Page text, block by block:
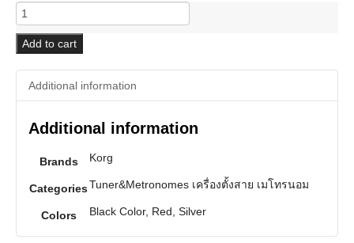
Korg
Polyphonic
Tuner
Pitchblack
PB-
quantity
Add to cart
Additional information
Additional information
Brands Korg
CategoriesTuner&Metronomes เครื่องตั้งสาย เมโทรนอม
Colors Black Color, Red, Silver